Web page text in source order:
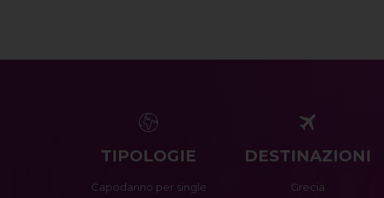
TIPOLOGIE
Capodanno per single
DESTINAZIONI
Grecia